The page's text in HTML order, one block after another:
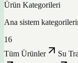
Ürün Kategorileri
Ana sistem
16
Tüm Ürünler
Su